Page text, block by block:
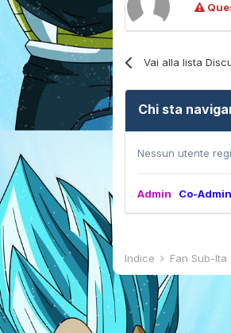
Vai alla lista
Chi sta
Nessun utente
Admin Co-Admin
Indice Fan Sub-Ita